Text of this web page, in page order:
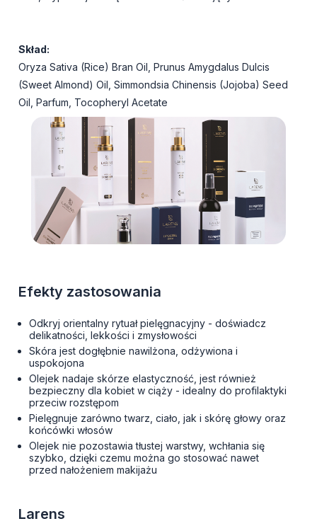
Skład:
Oryza Sativa (Rice) Bran Oil, Prunus Amygdalus Dulcis
(Sweet Almond) Oil, Simmondsia Chinensis (Jojoba) Seed
Oil, Parfum, Tocopheryl Acetate
Efekty zastosowania
Odkryj orientalny rytuał pielęgnacyjny - doświadcz
delikatności, lekkości i zmysłowości
Skóra jest dogłębnie nawilżona, odżywiona i
uspokojona
Olejek nadaje skórze elastyczność, jest również
bezpieczny dla kobiet w ciąży - idealny do profilaktyki
przeciw rozstępom
Pielęgnuje zarówno twarz, ciało, jak i skórę głowy oraz
końcówki włosów
Olejek nie pozostawia tłustej warstwy, wchłania się
szybko, dzięki czemu można go stosować nawet
przed nałożeniem makijażu
Larens